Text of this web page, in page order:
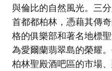
與倫比的自然風光。三
首都都柏林，憑藉其傳
格的俱樂部和著名地標
為愛爾蘭翡翠島的榮耀
柏林聖殿酒吧區的市場